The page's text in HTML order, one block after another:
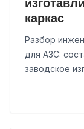
каркас
Разбор
для АЗС:
заводское